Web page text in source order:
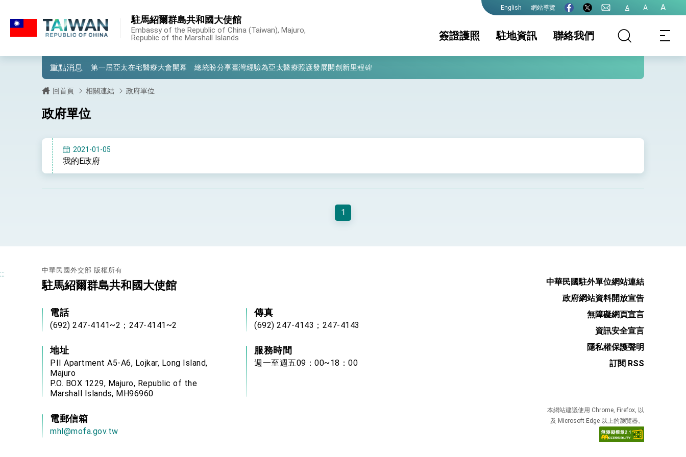
English 網站導覽 A A A
駐馬紹爾群島共和國大使館
Embassy of the Republic of China (Taiwan), Majuro,
Republic of the Marshall Islands
簽證護照
護照 簽證 文件證明
駐地資訊
簽證及入境須知 國家相關資訊
生活資訊
聯絡我們
重點消息
外交部重要言論
第一屆亞太在宅醫療大會開幕 總統盼分享臺灣經驗為亞太醫療照護發展開創新里程碑
外交部發布WHA文宣影片「台灣醫療點亮世界」及「台灣智慧醫療與健康產業展」預告短片，向世界展現台灣守護全球健康的創新能量
總統與五院院長新春茶敘 盼化分歧為團結、為國家邁出合作第一步
台美貿易協議完成簽署達成6大目標、創5大歷史性突破 總統強調將以3大面向加速臺灣經濟轉型升級 籲請立院全力支持並盡速通過
臺美簽署「對等貿易協定」確立對等關稅15%且不疊加 我輸美2072項產品豁免對等關稅
總統主持「台美經濟繁榮夥伴對話」記者會 說明臺美合作三大戰略方向 盼與民主夥伴共同引領 下一個世代的繁榮
外交部長林佳龍接受印尼「時代雜誌」專訪，闡述印太安全局勢，籲深化台印尼半導體供應鏈合作
外交部長林佳龍午宴歡迎美國聯邦參議員蓋耶哥訪問團
外交部長林佳龍接見美國智庫「德國馬歇爾基金會」訪問團一行，深化跨大西洋戰略夥伴關係
卓揆：臺美關稅談判階段性結果有助臺灣取得有利戰略地位 全力支持「臺美對等貿易協定」簽署
外交部長林佳龍主持第35次「參與亞太經濟合作策略小組」跨部會會議
回首頁 相關連結 政府單位
政府單位
2021-01-05
我的E政府
1
::: 中華民國外交部 版權所有
駐馬紹爾群島共和國大使館
電話
(692) 247-4141~2；247-4141~2
傳真
(692) 247-4143；247-4143
地址
PII Apartment A5-A6, Lojkar, Long Island,
Majuro
P.O. BOX 1229, Majuro, Republic of the
Marshall Islands, MH96960
服務時間
週一至週五09：00~18：00
電郵信箱
mhl@mofa.gov.tw
中華民國駐外單位網站連結
政府網站資料開放宣告
無障礙網頁宣言
資訊安全宣言
隱私權保護聲明
訂閱 RSS
本網站建議使用 Chrome, Firefox, 以
及 Microsoft Edge 以上的瀏覽器。